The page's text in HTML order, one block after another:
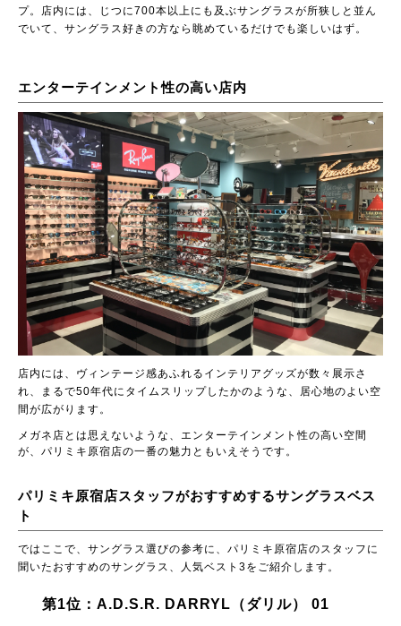
プ。店内には、じつに700本以上にも及ぶサングラスが所狭しと並ん
でいて、サングラス好きの方なら眺めているだけでも楽しいはず。
エンターテインメント性の高い店内
店内には、ヴィンテージ感あふれるインテリアグッズが数々展示さ
れ、まるで50年代にタイムスリップしたかのような、居心地のよい空
間が広がります。
メガネ店とは思えないような、エンターテインメント性の高い空間
が、パリミキ原宿店の一番の魅力ともいえそうです。
パリミキ原宿店スタッフがおすすめするサングラスベス
ト
ではここで、サングラス選びの参考に、パリミキ原宿店のスタッフに
聞いたおすすめのサングラス、人気ベスト3をご紹介します。
第1位：A.D.S.R. DARRYL（ダリル） 01